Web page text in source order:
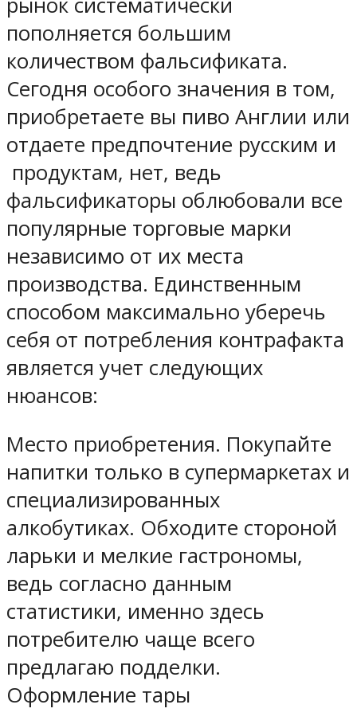
пополняется большим
количеством фальсификата.
Сегодня особого значения в том,
приобретаете вы пиво Англии или
отдаете предпочтение русским и
продуктам, нет, ведь
фальсификаторы облюбовали все
популярные торговые марки
независимо от их места
производства. Единственным
способом максимально уберечь
себя от потребления контрафакта
является учет следующих
нюансов:
Место приобретения. Покупайте
напитки только в супермаркетах и
специализированных
алкобутиках. Обходите стороной
ларьки и мелкие гастрономы,
ведь согласно данным
статистики, именно здесь
потребителю чаще всего
предлагаю подделки.
Оформление тары